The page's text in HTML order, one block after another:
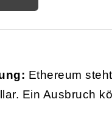
Ethereum
Ein Ausbruch